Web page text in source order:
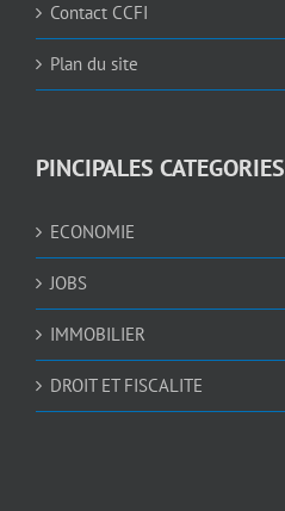
Contact CCFI
Plan du site
PINCIPALES CATEGORIES
ECONOMIE
JOBS
IMMOBILIER
DROIT ET FISCALITE